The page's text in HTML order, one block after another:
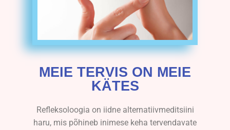
MEIE TERVIS ON MEIE
KÄTES
Refleksoloogia on iidne alternatiivmeditsiini
haru, mis põhineb inimese keha tervendavate